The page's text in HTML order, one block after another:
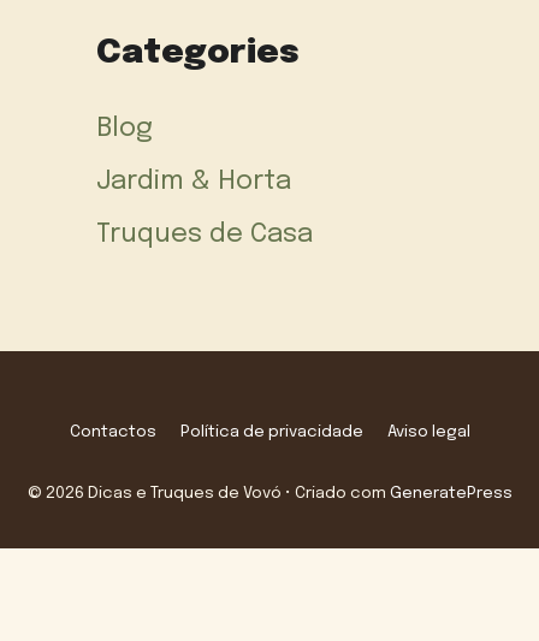
Categories
Blog
Jardim & Horta
Truques de Casa
Contactos Política de privacidade Aviso legal
© 2026 Dicas e Truques de Vovó • Criado com GeneratePress